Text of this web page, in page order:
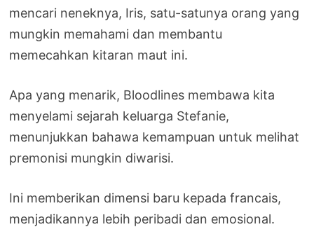
mencari neneknya, Iris, satu-satunya orang yang
mungkin memahami dan membantu
memecahkan kitaran maut ini.
Apa yang menarik, Bloodlines membawa kita
menyelami sejarah keluarga Stefanie,
menunjukkan bahawa kemampuan untuk melihat
premonisi mungkin diwarisi.
Ini memberikan dimensi baru kepada francais,
menjadikannya lebih peribadi dan emosional.